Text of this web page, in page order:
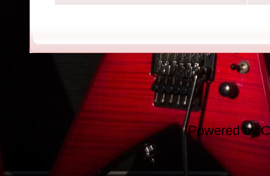
Powered by